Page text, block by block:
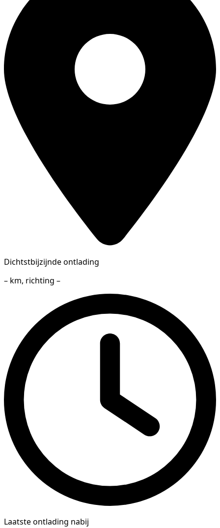
Dichtstbijzijnde ontlading
– km, richting –
Laatste ontlading nabij